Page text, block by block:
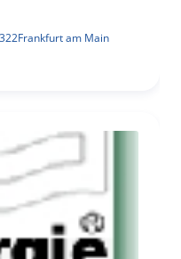
Frankfurt am Main